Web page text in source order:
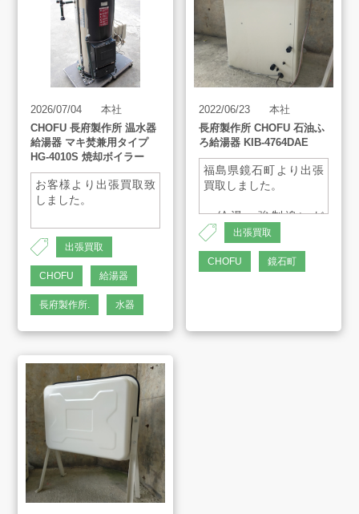
買取方法
買取アイテム
お客様の声
よくあるご質問
店舗案内
会社案内
AMESYO MAGAGINE
2026/07/04
本社
CHOFU 長府製作所 温水器
給湯器 マキ焚兼用タイプ
HG-4010S 焼却ボイラー
お客様より出張買取致
しました。
出張買取
CHOFU 給湯器
長府製作所. 水器
2022/06/23
本社
長府製作所 CHOFU 石油ふ
ろ給湯器 KIB-4764DAE
福島県鏡石町より出張
買取しました。
・給湯＋強制追いだ
き：オートタイプ
・4万キロ
・給湯：
・省エネ基準達成率：
出張買取
CHOFU 鏡石町